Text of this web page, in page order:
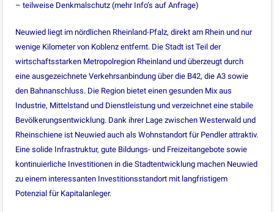
– teilweise Denkmalschutz (mehr Info’s auf Anfrage)
Neuwied liegt im nördlichen Rheinland-Pfalz, direkt am Rhein und nur
wenige Kilometer von Koblenz entfernt. Die Stadt ist Teil der
wirtschaftsstarken Metropolregion Rheinland und überzeugt durch
eine ausgezeichnete Verkehrsanbindung über die B42, die A3 sowie
den Bahnanschluss. Die Region bietet einen gesunden Mix aus
Industrie, Mittelstand und Dienstleistung und verzeichnet eine stabile
Bevölkerungsentwicklung. Dank ihrer Lage zwischen Westerwald und
Rheinschiene ist Neuwied auch als Wohnstandort für Pendler attraktiv.
Eine solide Infrastruktur, gute Bildungs- und Freizeitangebote sowie
kontinuierliche Investitionen in die Stadtentwicklung machen Neuwied
zu einem interessanten Investitionsstandort mit langfristigem
Potenzial für Kapitalanleger.